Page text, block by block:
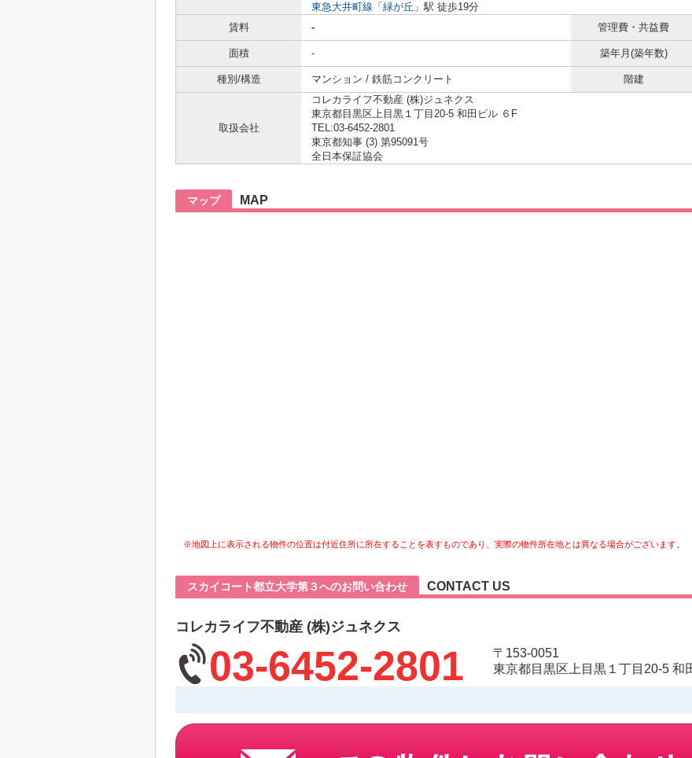
東急大井町線 「 緑が丘 」駅 徒歩19分
賃料
- 管理費・共益費
面積 - 築年月(築年数)
種別/構造 マンション / 鉄筋コンクリート 階建
取扱会社
コレカライフ不動産 (株)ジュネクス
東京都目黒区上目黒１丁目20-5 和田ビル ６F
TEL:03-6452-2801
東京都知事 (3) 第95091号
全日本保証協会
マップ MAP
※地図上に表示される物件の位置は付近住所に所在することを表すものであり、実際の物件所在地とは異なる場合がございます。
スカイコート都立大学第３へのお問い合わせ CONTACT US
コレカライフ不動産 (株)ジュネクス
03-6452-2801
〒153-0051
東京都目黒区上目黒１丁目20-5 和